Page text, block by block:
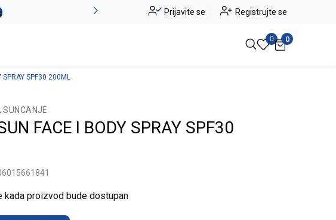
Alma Ras do -50% Pogledaj više
Prijavite se Registrujte se
0 0
SPRAY SPF30 200ML
SUNCANJE
FACE I BODY SPRAY SPF30
kada proizvod bude dostupan